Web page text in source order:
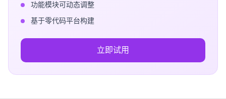
功能模块可动态调整
基于零代码平台构建
立即试用